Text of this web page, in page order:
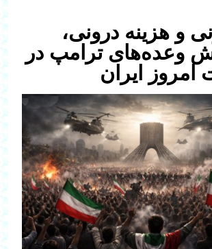
و هزینه درونی،
وعده‌های ترامپ در
امروز ایران